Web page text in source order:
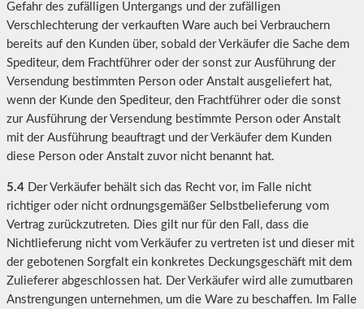
Gefahr des zufälligen Untergangs und der zufälligen
Verschlechterung der verkauften Ware auch bei Verbrauchern
bereits auf den Kunden über, sobald der Verkäufer die Sache dem
Spediteur, dem Frachtführer oder der sonst zur Ausführung der
Versendung bestimmten Person oder Anstalt ausgeliefert hat,
wenn der Kunde den Spediteur, den Frachtführer oder die sonst
zur Ausführung der Versendung bestimmte Person oder Anstalt
mit der Ausführung beauftragt und der Verkäufer dem Kunden
diese Person oder Anstalt zuvor nicht benannt hat.
5.4 Der Verkäufer behält sich das Recht vor, im Falle nicht
richtiger oder nicht ordnungsgemäßer Selbstbelieferung vom
Vertrag zurückzutreten. Dies gilt nur für den Fall, dass die
Nichtlieferung nicht vom Verkäufer zu vertreten ist und dieser mit
der gebotenen Sorgfalt ein konkretes Deckungsgeschäft mit dem
Zulieferer abgeschlossen hat. Der Verkäufer wird alle zumutbaren
Anstrengungen unternehmen, um die Ware zu beschaffen. Im Falle